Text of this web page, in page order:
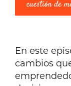
En este
cambios